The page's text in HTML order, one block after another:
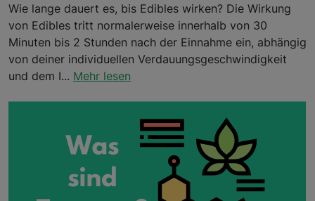
Wie lange dauert es, bis Edibles wirken? Die Wirkung
von Edibles tritt normalerweise innerhalb von 30
Minuten bis 2 Stunden nach der Einnahme ein, abhängig
von deiner individuellen Verdauungsgeschwindigkeit
und dem I... Mehr lesen